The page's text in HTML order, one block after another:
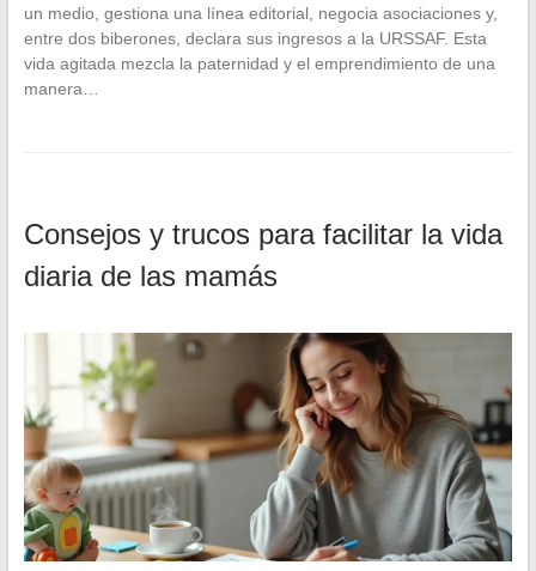
un medio, gestiona una línea editorial, negocia asociaciones y,
entre dos biberones, declara sus ingresos a la URSSAF. Esta
vida agitada mezcla la paternidad y el emprendimiento de una
manera…
Consejos y trucos para facilitar la vida
diaria de las mamás